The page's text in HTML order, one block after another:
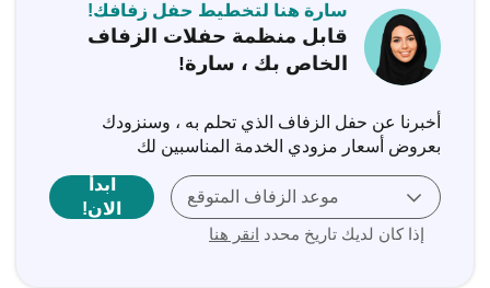
سارة هنا لتخطيط حفل زفافك!
قابل منظمة حفلات الزفاف
الخاص بك ، سارة!
أخبرنا عن حفل الزفاف الذي تحلم به ، وسنزودك
بعروض أسعار مزودي الخدمة المناسبين لك
موعد الزفاف المتوقع
إذا كان لديك تاريخ محدد انقر هنا
ابدأ
الان!